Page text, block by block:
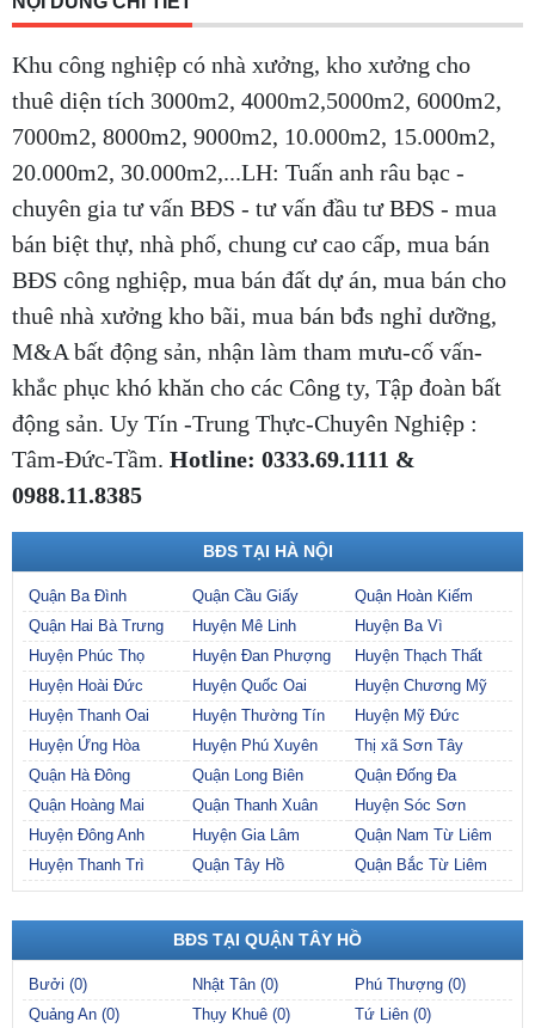
Khu công nghiệp có nhà xưởng, kho xưởng cho
thuê diện tích 3000m2, 4000m2,5000m2, 6000m2,
7000m2, 8000m2, 9000m2, 10.000m2, 15.000m2,
20.000m2, 30.000m2,...LH: Tuấn anh râu bạc -
chuyên gia tư vấn BĐS - tư vấn đầu tư BĐS - mua
bán biệt thự, nhà phố, chung cư cao cấp, mua bán
BĐS công nghiệp, mua bán đất dự án, mua bán cho
thuê nhà xưởng kho bãi, mua bán bđs nghỉ dưỡng,
M&A bất động sản, nhận làm tham mưu-cố vấn-
khắc phục khó khăn cho các Công ty, Tập đoàn bất
động sản. Uy Tín -Trung Thực-Chuyên Nghiệp :
Tâm-Đức-Tầm. Hotline: 0333.69.1111 &
0988.11.8385
BĐS TẠI HÀ NỘI
Quận Ba Đình Quận Cầu Giấy
Quận Hoàn Kiếm
Quận Hai Bà Trưng
Huyện Mê Linh
Huyện Ba Vì
Huyện Phúc Thọ
Huyện Đan Phượng
Huyện Thạch Thất
Huyện Hoài Đức
Huyện Quốc Oai
Huyện Chương Mỹ
Huyện Thanh Oai
Huyện Thường Tín
Huyện Mỹ Đức
Huyện Ứng Hòa
Huyện Phú Xuyên
Thị xã Sơn Tây
Quận Hà Đông
Quận Long Biên
Quận Đống Đa
Quận Hoàng Mai
Quận Thanh Xuân
Huyện Sóc Sơn
Huyện Đông Anh
Huyện Gia Lâm
Quận Nam Từ Liêm
Huyện Thanh Trì
Quận Tây Hồ Quận Bắc Từ Liêm
BĐS TẠI QUẬN TÂY HỒ
Bưởi (0) Nhật Tân (0)
Phú Thượng (0)
Quảng An (0)
Thụy Khuê (0) Tứ Liên (0)